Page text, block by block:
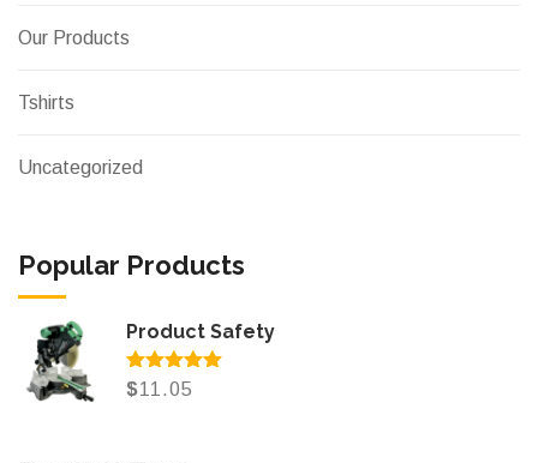
Our Products
Tshirts
Uncategorized
Popular Products
Product Safety
Note5.00
sur 5
$11.05